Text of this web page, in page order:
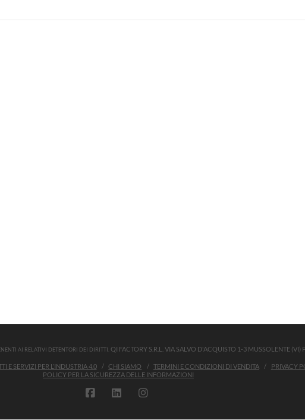
AI RELATIVI DETENTORI DEI DIRITTI. QI FACTORY S.R.L. VIA SALVO D'ACQUISTO 1-3 MUSSOLENTE (VI)
E SERVIZI PER L’INDUSTRIA 4.0 CHI SIAMO TERMINI E CONDIZIONI DI VENDITA PRIVACY
POLICY PER LA SICUREZZA DELLE INFORMAZIONI